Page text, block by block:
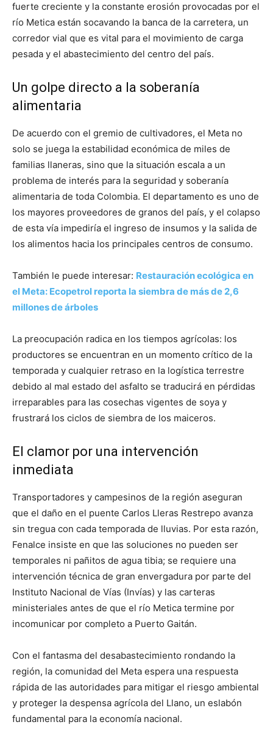
fuerte creciente y la constante erosión provocadas por el
río Metica están socavando la banca de la carretera, un
corredor vial que es vital para el movimiento de carga
pesada y el abastecimiento del centro del país.
Un golpe directo a la soberanía
alimentaria
De acuerdo con el gremio de cultivadores, el Meta no
solo se juega la estabilidad económica de miles de
familias llaneras, sino que la situación escala a un
problema de interés para la seguridad y soberanía
alimentaria de toda Colombia. El departamento es uno de
los mayores proveedores de granos del país, y el colapso
de esta vía impediría el ingreso de insumos y la salida de
los alimentos hacia los principales centros de consumo.
También le puede interesar: Restauración ecológica en
el Meta: Ecopetrol reporta la siembra de más de 2,6
millones de árboles
La preocupación radica en los tiempos agrícolas: los
productores se encuentran en un momento crítico de la
temporada y cualquier retraso en la logística terrestre
debido al mal estado del asfalto se traducirá en pérdidas
irreparables para las cosechas vigentes de soya y
frustrará los ciclos de siembra de los maiceros.
El clamor por una intervención
inmediata
Transportadores y campesinos de la región aseguran
que el daño en el puente Carlos Lleras Restrepo avanza
sin tregua con cada temporada de lluvias. Por esta razón,
Fenalce insiste en que las soluciones no pueden ser
temporales ni pañitos de agua tibia; se requiere una
intervención técnica de gran envergadura por parte del
Instituto Nacional de Vías (Invías) y las carteras
ministeriales antes de que el río Metica termine por
incomunicar por completo a Puerto Gaitán.
Con el fantasma del desabastecimiento rondando la
región, la comunidad del Meta espera una respuesta
rápida de las autoridades para mitigar el riesgo ambiental
y proteger la despensa agrícola del Llano, un eslabón
fundamental para la economía nacional.